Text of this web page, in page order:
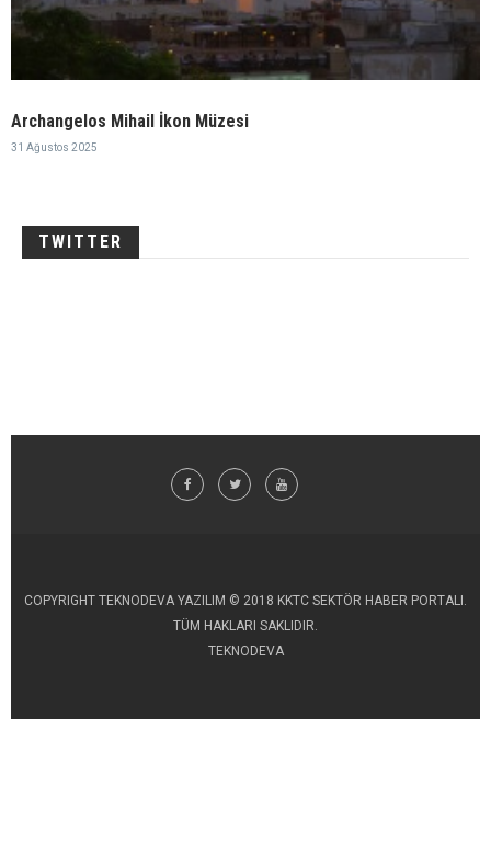
Archangelos Mihail İkon Müzesi
31 Ağustos 2025
TWITTER
COPYRIGHT TEKNODEVA YAZILIM © 2018 KKTC SEKTÖR HABER PORTALI.
TÜM HAKLARI SAKLIDIR.
TEKNODEVA